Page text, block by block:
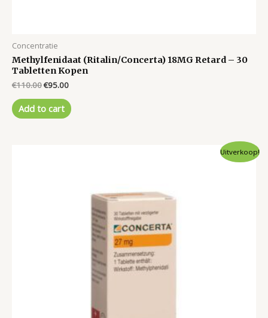
Concentratie
Methylfenidaat (Ritalin/Concerta) 18MG Retard – 30
Tabletten Kopen
€110.00Original
was:
€110.00.
€95.00Current
is:
€95.00.
Add to cart
Uitverkoop!